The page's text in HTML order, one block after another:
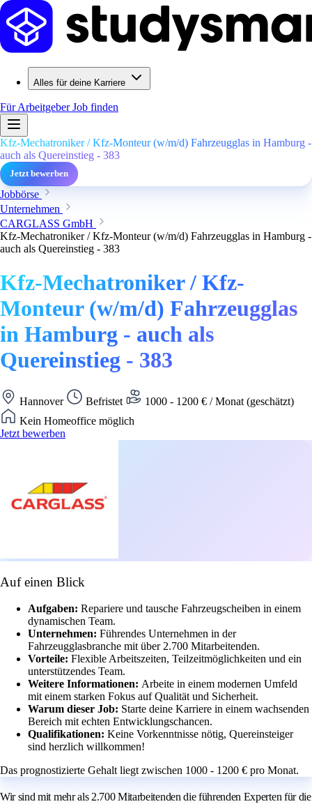
Alles für deine Karriere
Für ArbeitgeberJob finden
Kfz-Mechatroniker / Kfz-Monteur (w/m/d) Fahrzeugglas in Hamburg -
auch als Quereinstieg - 383
Jetzt bewerben
Jobbörse
Unternehmen
CARGLASS GmbH
Kfz-Mechatroniker / Kfz-Monteur (w/m/d) Fahrzeugglas in Hamburg -
auch als Quereinstieg - 383
Kfz-Mechatroniker / Kfz-
Monteur (w/m/d) Fahrzeugglas
in Hamburg - auch als
Quereinstieg - 383
Hannover Befristet
1000 - 1200 € / Monat (geschätzt)
Kein Homeoffice möglich
Jetzt bewerben
Auf einen Blick
Aufgaben: Repariere und tausche Fahrzeugscheiben in einem
dynamischen Team.
Unternehmen: Führendes Unternehmen in der
Fahrzeugglasbranche mit über 2.700 Mitarbeitenden.
Vorteile: Flexible Arbeitszeiten, Teilzeitmöglichkeiten und ein
unterstützendes Team.
Weitere Informationen: Arbeite in einem modernen Umfeld
mit einem starken Fokus auf Qualität und Sicherheit.
Warum dieser Job: Starte deine Karriere in einem wachsenden
Bereich mit echten Entwicklungschancen.
Qualifikationen: Keine Vorkenntnisse nötig, Quereinsteiger
sind herzlich willkommen!
Das prognostizierte Gehalt liegt zwischen 1000 - 1200 € pro Monat.
Wir sind mit mehr als 2.700 Mitarbeitenden die führenden Experten für die